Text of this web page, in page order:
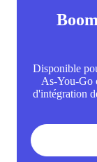
Disponible
As-You-Go
d'intégration